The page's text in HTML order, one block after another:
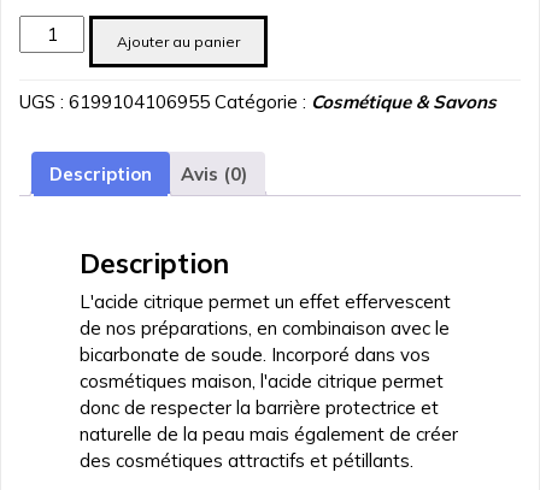
quantité
de
Citrique
grammes
Ajouter au panier
UGS : 6199104106955 Catégorie : Cosmétique & Savons
Description Avis (0)
Description
L'acide citrique permet un effet effervescent
de nos préparations, en combinaison avec le
bicarbonate de soude. Incorporé dans vos
cosmétiques maison, l'acide citrique permet
donc de respecter la barrière protectrice et
naturelle de la peau mais également de créer
des cosmétiques attractifs et pétillants.